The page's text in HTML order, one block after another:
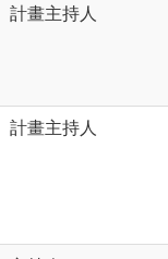
計畫主持人
計畫主持人